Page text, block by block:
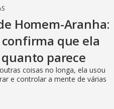
Homem-Aranha:
que ela
parece
coisas no longa, ela usou
e controlar a mente de várias